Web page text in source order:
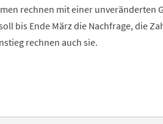
rechnen mit einer unveränderten
bis Ende März die Nachfrage, die
rechnen auch sie.